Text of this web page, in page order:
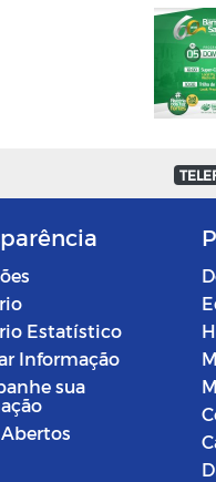
Estatístico
Informação
sua